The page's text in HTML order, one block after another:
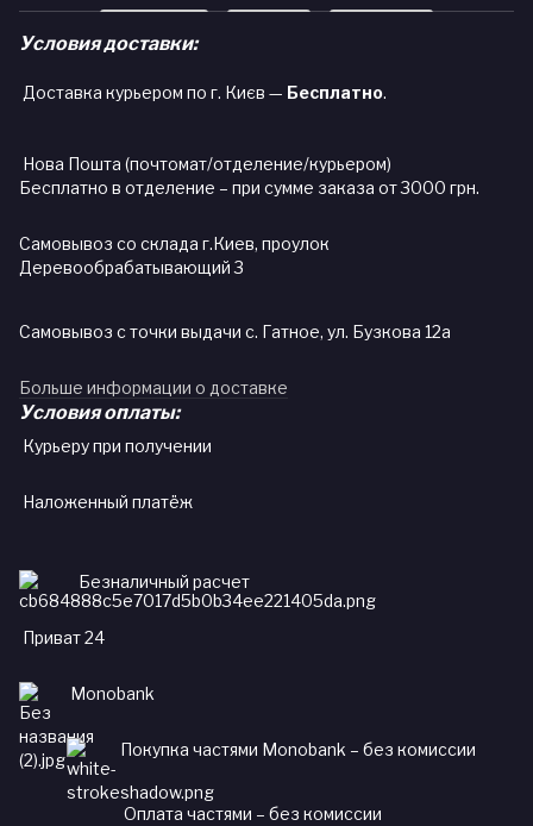
Условия доставки:
Доставка курьером по г. Києв — Бесплатно.
Нова Пошта (почтомат/отделение/курьером)
Бесплатно в отделение – при сумме заказа от 3000 грн.
Самовывоз со склада г.Киев, проулок
Деревообрабатывающий 3
Самовывоз с точки выдачи с. Гатное, ул. Бузкова 12а
Больше информации о доставке
Условия оплаты:
Курьеру при получении
Наложенный платёж
Безналичный расчет
Приват 24
Monobank
Покупка частями Monobank – без комиссии
Оплата частями – без комиссии